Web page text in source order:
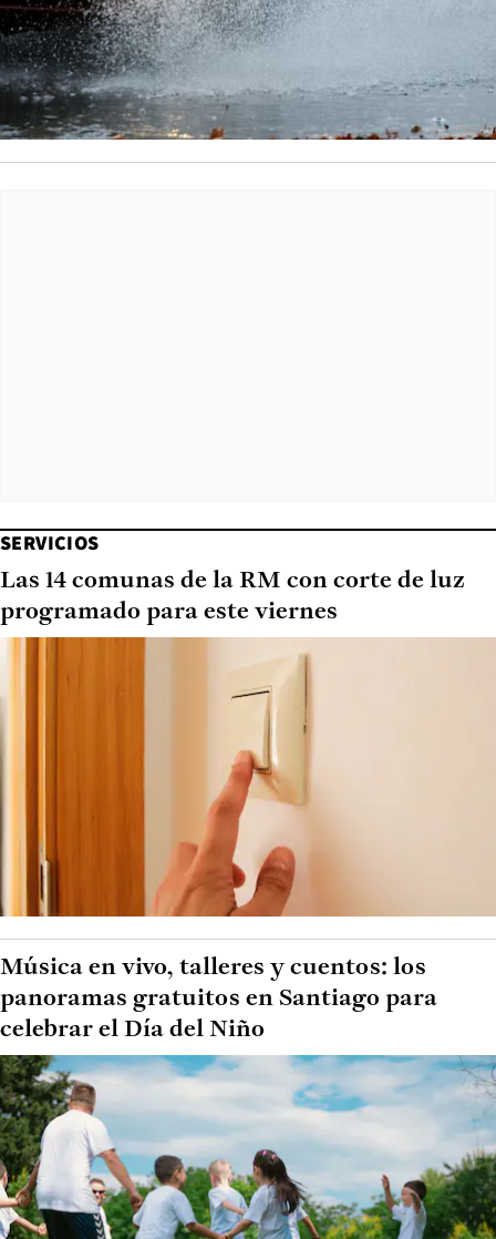
SERVICIOS
Las 14 comunas de la RM con corte de luz
programado para este viernes
Música en vivo, talleres y cuentos: los
panoramas gratuitos en Santiago para
celebrar el Día del Niño